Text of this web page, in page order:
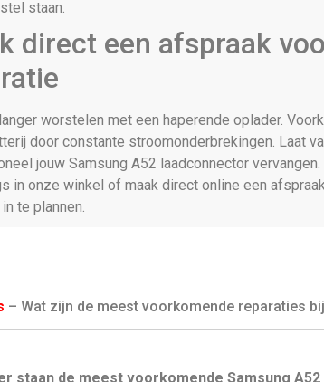
staan.
direct een afspraak
worstelen met een haperende oplader.
door constante stroomonderbrekingen. Laat
jouw Samsung A52 laadconnector vervangen.
in onze winkel of maak direct online een
te plannen.
– Wat zijn de meest voorkomende reparaties
staan de meest voorkomende Samsung